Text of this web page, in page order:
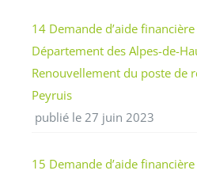
14 Demande d’aide
Département des Alpes-de-
Renouvellement du poste de
Peyruis
publié le 27 juin 2023
15 Demande d’aide